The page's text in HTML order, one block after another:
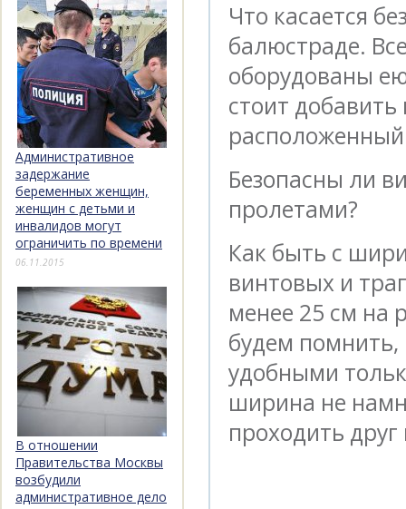
Что касается
балюстраде.
оборудованы
стоит
Безопасны ли
пролетами?
Как быть с
винтовых и
менее 25 см на
будем
удобными
ширина не
проходить
Административное
задержание
беременных женщин,
женщин с детьми и
инвалидов могут
ограничить по времени
06.11.2015
В отношении
Правительства Москвы
возбудили
административное дело